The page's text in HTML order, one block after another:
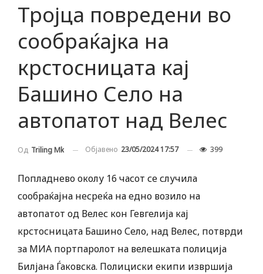
Тројца повредени во
сообраќајка на
крстосницата кај
Башино Село на
автопатот над Велес
Од Triling Mk Објавено 23/05/2024 17:57 399
Попладнево околу 16 часот се случила
сообраќајна несреќа на едно возило на
автопатот од Велес кон Гевгелија кај
крстосницата Башино Село, над Велес, потврди
за МИА портпаролот на велешката полиција
Билјана Ѓаковска. Полициски екипи извршија